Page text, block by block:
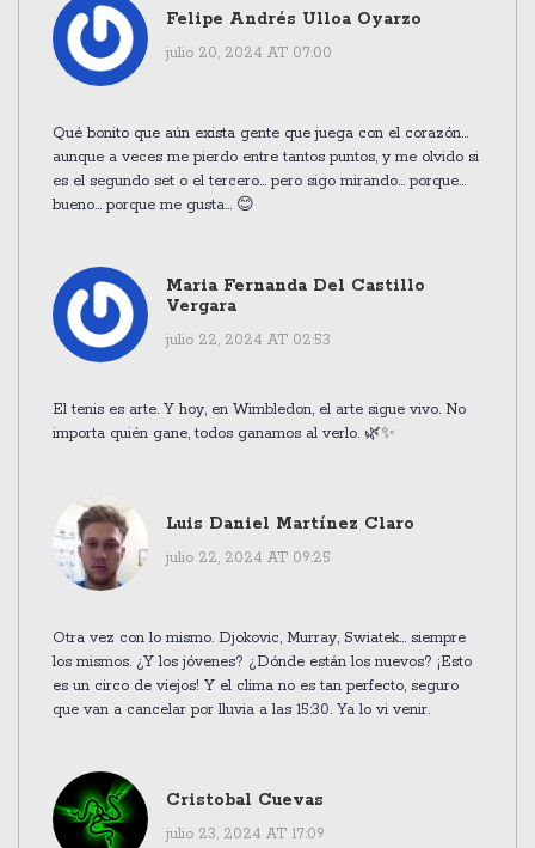
Felipe Andrés Ulloa Oyarzo
julio 20, 2024 AT 07:00
Qué bonito que aún exista gente que juega con el corazón...
aunque a veces me pierdo entre tantos puntos, y me olvido si
es el segundo set o el tercero... pero sigo mirando... porque...
bueno... porque me gusta... 😊
Maria Fernanda Del Castillo
Vergara
julio 22, 2024 AT 02:53
El tenis es arte. Y hoy, en Wimbledon, el arte sigue vivo. No
importa quién gane, todos ganamos al verlo. 🌿✨
Luis Daniel Martínez Claro
julio 22, 2024 AT 09:25
Otra vez con lo mismo. Djokovic, Murray, Swiatek... siempre
los mismos. ¿Y los jóvenes? ¿Dónde están los nuevos? ¡Esto
es un circo de viejos! Y el clima no es tan perfecto, seguro
que van a cancelar por lluvia a las 15:30. Ya lo vi venir.
Cristobal Cuevas
julio 23, 2024 AT 17:09